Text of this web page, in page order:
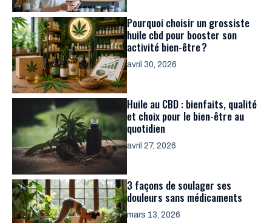
Pourquoi choisir un grossiste
huile cbd pour booster son
activité bien-être ?
avril 30, 2026
Huile au CBD : bienfaits, qualité
et choix pour le bien-être au
quotidien
avril 27, 2026
3 façons de soulager ses
douleurs sans médicaments
mars 13, 2026